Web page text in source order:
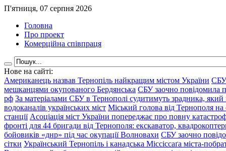
П'ятниця, 07 серпня 2026
Головна
Про проект
Комерційна співпраця
Нове на сайті:
Американець назвав Тернопіль найкращим містом України СБУ
мешканцями окупованого Бердянська СБУ заочно повідомила
рф За матеріалами СБУ в Тернополі судитимуть зрадника, який
водоканалів українських міст Міський голова від Тернополя
станції Асоціація міст України попереджає про повну
фронті для 44 бригади від Тернополя: екскаватор,
бойовиків «днр» під час окупації Волновахи СБУ заочно
сітки Український Тернопіль і канадська Міссіссаґа міста-